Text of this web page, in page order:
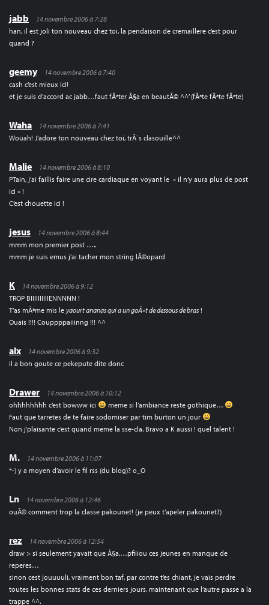
jabb
14 novembre 2006 à 7:28
han, il est joli ton nouveau chez toi. la pendaison de cremaillere c’est pour
quand ?
geemy
14 novembre 2006 à 7:40
cash c’est mieux ici!
et je suis d’accord ac jabb…faut fÃªter Ã§a en beautÃ© ^^’ (fÃªte fÃªte fÃªte)
Waha
14 novembre 2006 à 7:41
Wouah! J’adore ton nouveau chez toi, trÃ¨s clasouille^^
Malie
14 novembre 2006 à 8:10
PTain, j’ai faillis faire une cire cardiaque en voyant le » il n’y aura plus de post
ici » !
C’est chouette ici !
jesus
14 novembre 2006 à 8:44
mmm mon premier post …..
mmm je suis emus j’ai tacher mon string lÃ©opard
K
14 novembre 2006 à 9:12
TROP BIIIIIIIIIIENNNNN !
T’as mÃªme mis le yaourt ananas qui a un goÃ»t de dessous de bras !
Ouais !!!! Couppppaiiinng !!! ^^
alx
14 novembre 2006 à 9:32
il a bon goute ce pekepute dite donc
Drawer
14 novembre 2006 à 10:12
ohhhhhhhh c’est bowww ici
meme si l’ambiance reste gothique…
Faut que tarretes de te faire sodomiser par tim burton un jour
Non j’plaisante c’est quand meme la sse-cla. Bravo a K aussi ! quel talent !
M.
14 novembre 2006 à 11:07
*-) y a moyen d’avoir le fil rss (du blog)? o_O
Ln
14 novembre 2006 à 12:46
ouÃ© comment trop la classe pakounet! (je peux t’apeler pakounet?)
rez
14 novembre 2006 à 12:54
draw > si seulement yavait que Ã§a,…pfiiiou ces jeunes en manque de
reperes…
sinon cest jouuuuli, vraiment bon taf, par contre t’es chiant, je vais perdre
toutes les bonnes stats de ces derniers jours, maintenant que l’autre passe a la
trappe ^^.